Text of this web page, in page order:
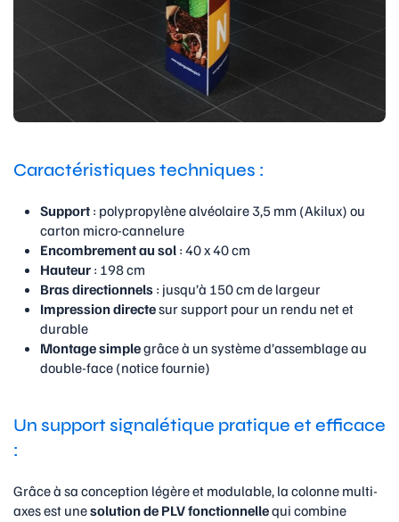
Caractéristiques techniques :
Support : polypropylène alvéolaire 3,5 mm (Akilux) ou
carton micro-cannelure
Encombrement au sol : 40 x 40 cm
Hauteur : 198 cm
Bras directionnels : jusqu’à 150 cm de largeur
Impression directesur support pour un rendu net et
durable
Montage simplegrâce à un système d’assemblage au
double-face (notice fournie)
Un support signalétique pratique et efficace
:
Grâce à sa conception légère et modulable, la colonne multi-
axes est unesolution de PLV fonctionnellequi combine